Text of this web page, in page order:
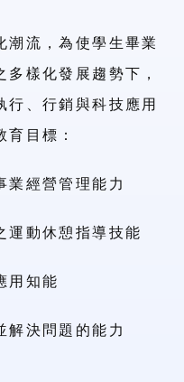
潮流，為使學生畢業
樣化發展趨勢下，
行、行銷與科技應用
目標：
業經營管理能力
運動休憩指導技能
用知能
解決問題的能力